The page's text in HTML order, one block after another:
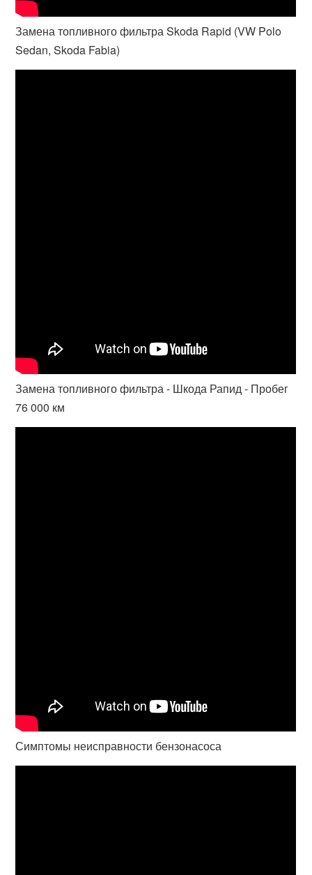
Замена топливного фильтра Skoda Rapid (VW Polo
Sedan, Skoda Fabia)
Замена топливного фильтра - Шкода Рапид - Пробег
76 000 км
Симптомы неисправности бензонасоса